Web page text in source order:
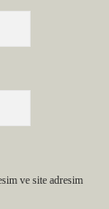
ve site adresim